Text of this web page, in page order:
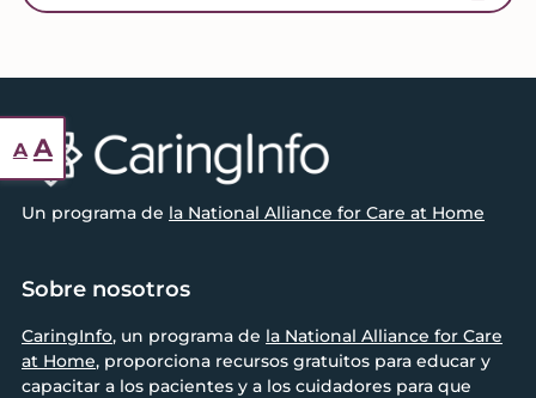
Footer
Un programa de la National Alliance for Care at Home
Sobre nosotros
CaringInfo, un programa de la National Alliance for Care
at Home, proporciona recursos gratuitos para educar y
capacitar a los pacientes y a los cuidadores para que
A Restablecer
tamaño
fuente
AAumentar
tamaño
de